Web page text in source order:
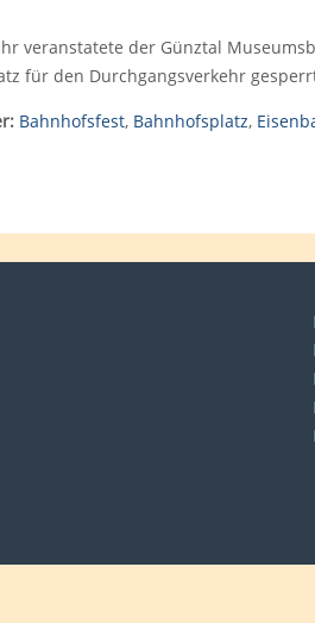
veranstatete der Günztal
für den Durchgangsverkehr
Bahnhofsfest, Bahnhofsplatz,